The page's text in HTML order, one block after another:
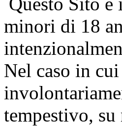
minori di 18
Nel caso in
tempestivo,